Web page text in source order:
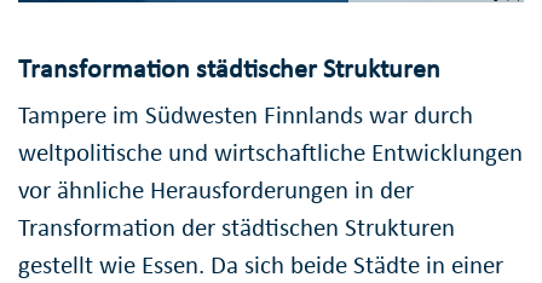
Transformation städtischer Strukturen
Tampere im Südwesten Finnlands war durch
weltpolitische und wirtschaftliche Entwicklungen
vor ähnliche Herausforderungen in der
Transformation der städtischen Strukturen
gestellt wie Essen. Da sich beide Städte in einer